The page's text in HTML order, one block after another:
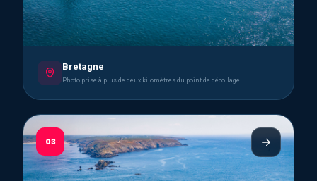
Bretagne
Photo prise à plus de deux kilomètres du point de décollage
03